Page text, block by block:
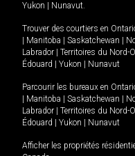
Yukon
Nunavut.
Trouver des courtiers en
Manitoba Saskatchewan
Labrador
Territoires du Nord-
Édouard
Yukon Nunavut
Parcourir les bureaux en
Manitoba Saskatchewan
Labrador
Territoires du Nord-
Édouard
Yukon Nunavut
Afficher les propriétés